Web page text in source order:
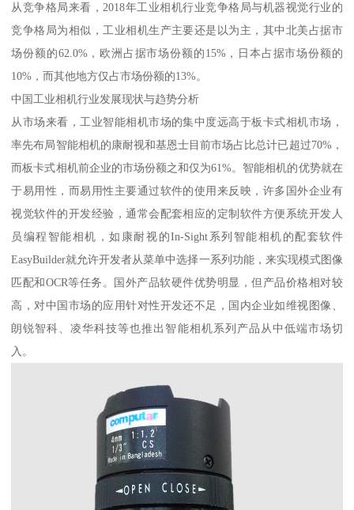
从竞争格局来看，2018年工业相机行业竞争格局与机器视觉行业的
竞争格局为相似，工业相机生产主要还是以为主，其中北美占据市
场份额的62.0%，欧洲占据市场份额的15%，日本占据市场份额的
10%，而其他地方仅占市场份额的13%。
中国工业相机行业发展现状与趋势分析
从市场来看，工业智能相机市场的集中度远高于板卡式相机市场，
率先布局智能相机的康耐视和基恩士目前市场占比总计已超过70%，
而板卡式相机前企业的市场份额之和仅为61%。智能相机的优势就在
于易用性，而易用性主要通过软件的使用来反映，许多国外企业有
视觉软件的开发经验，通常会配套相应的定制软件方便系统开发人
员编程智能相机，如康耐视的In-Sight系列智能相机的配套软件
EasyBuilder就允许开发者从菜单中选择一系列功能，来实现模式图像
匹配和OCR等任务。国外产品软硬件优势明显，但产品价格相对较
高，对中国市场的应用针对性开发还不足，国内企业如维视图像、
朗锐智科、凌华科技等也推出智能相机系列产品从中低端市场切
入。